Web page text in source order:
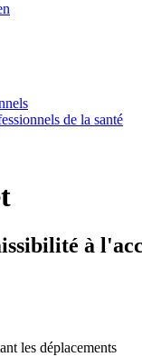
de la santé
à
les déplacements